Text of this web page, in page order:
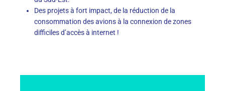
Des projets à fort impact, de la réduction de la
consommation des avions à la connexion de zones
difficiles d’accès à internet !